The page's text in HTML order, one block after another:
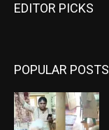
EDITOR PICKS
POPULAR POSTS